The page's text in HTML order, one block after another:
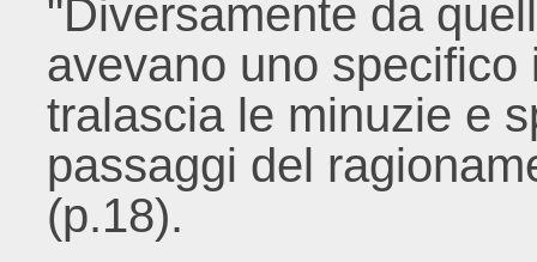
"Diversamente da
avevano uno
tralascia le minuzie e
passaggi del
(p.18).